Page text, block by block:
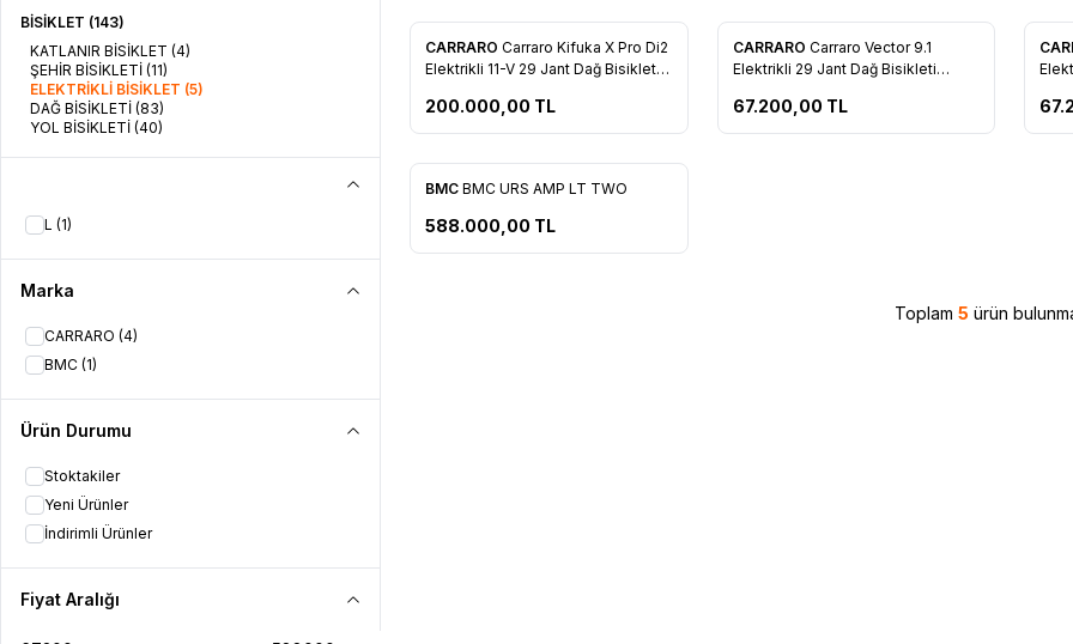
BİSİKLET (143)
KATLANIR BİSİKLET (4)
ŞEHİR BİSİKLETİ (11)
ELEKTRİKLİ BİSİKLET (5)
DAĞ BİSİKLETİ (83)
YOL BİSİKLETİ (40)
L (1)
Marka
CARRARO (4)
BMC (1)
Ürün Durumu
Stoktakiler
Yeni Ürünler
İndirimli Ürünler
Fiyat Aralığı
Favorilere Ekle
CARRARO Carraro Kifuka X Pro Di2
Elektrikli 11-V 29 Jant Dağ Bisikleti
200.000,00 TL
Favorilere Ekle
CARRARO Carraro Vector 9.1
Elektrikli 29 Jant Dağ Bisikleti
67.200,00 TL
BMC BMC URS AMP LT TWO
588.000,00 TL
Toplam 5 ürün